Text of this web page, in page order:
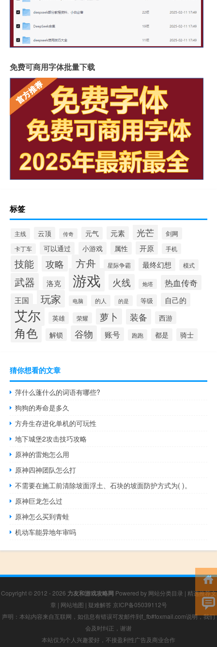
免费可商用字体批量下载
标签
主线 云顶 传奇 元气 元素 光芒 剑网
卡丁车 可以通过 小游戏 属性 开原 手机
技能 攻略 方舟 星际争霸 最终幻想 模式
武器 洛克 游戏 火线 炮塔 热血传奇
王国 玩家 电脑 的人 的是 等级 自己的
艾尔 英雄 荣耀 萝卜 装备 西游
角色 解锁 谷物 账号 跑跑 都是 骑士
猜你想看的文章
萍什么蓬什么的词语有哪些?
狗狗的寿命是多久
方舟生存进化单机的可玩性
地下城堡2攻击技巧攻略
原神的雷炮怎么用
原神四神团队怎么打
不需要在施工前清除坡面浮土、石块的坡面防护方式为( )。
原神巨龙怎么过
原神怎么买到青蛙
机动车能异地年审吗
Copyright © 2012 - 2026 力友和游戏攻略网 Powered by 网站分类目录 | 精选推荐文
章 | 网站地图 | 疑难解答 京ICP备05039112号
声明：本站内容来自互联网，如信息有错误可发邮件到f_fb#foxmail.com说明，我们
会及时纠正，谢谢
本站仅为个人兴趣爱好，不接盈利性广告及商业合作